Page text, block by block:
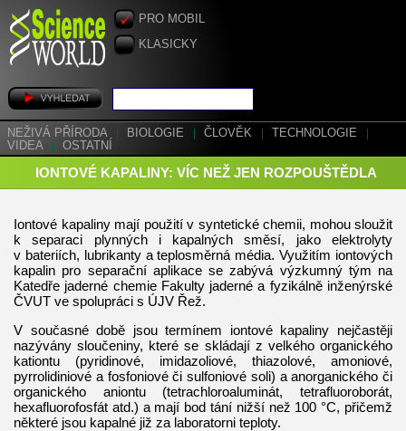
PRO MOBIL
KLASICKY
NEŽIVÁ PŘÍRODA BIOLOGIE ČLOVĚK TECHNOLOGIE
VIDEA
OSTATNÍ
IONTOVÉ KAPALINY: VÍC NEŽ JEN ROZPOUŠTĚDLA
Iontové kapaliny mají použití v syntetické chemii, mohou sloužit
k separaci plynných i kapalných směsí, jako elektrolyty
v bateriích, lubrikanty a teplosměrná média. Využitím iontových
kapalin pro separační aplikace se zabývá výzkumný tým na
Katedře jaderné chemie Fakulty jaderné a fyzikálně inženýrské
ČVUT ve spolupráci s ÚJV Řež.
V současné době jsou termínem iontové kapaliny nejčastěji
nazývány sloučeniny, které se skládají z velkého organického
kationtu (pyridinové, imidazoliové, thiazolové, amoniové,
pyrrolidiniové a fosfoniové či sulfoniové soli) a anorganického či
organického aniontu (tetrachloroaluminát, tetrafluoroborát,
hexafluorofosfát atd.) a mají bod tání nižší než 100 °C, přičemž
některé jsou kapalné již za laboratorni teploty.